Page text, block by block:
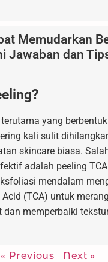
Memudarkan
Jawaban dan
yang
kali sulit
skincare biasa.
adalah peeling
mendalam
(TCA) untuk
dan memperbaiki
« Previous Next »